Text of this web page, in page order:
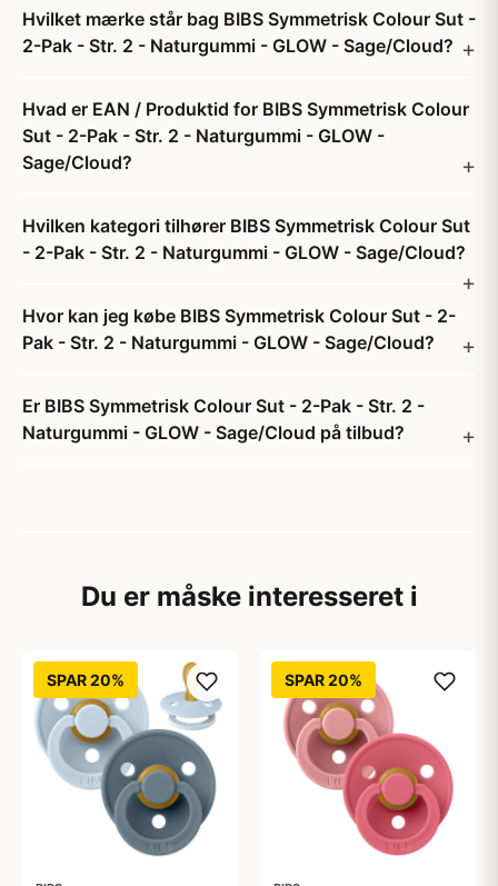
Hvilket mærke står bag BIBS Symmetrisk Colour Sut -
2-Pak - Str. 2 - Naturgummi - GLOW - Sage/Cloud?
Hvad er EAN / Produktid for BIBS Symmetrisk Colour
Sut - 2-Pak - Str. 2 - Naturgummi - GLOW -
Sage/Cloud?
Hvilken kategori tilhører BIBS Symmetrisk Colour Sut
- 2-Pak - Str. 2 - Naturgummi - GLOW - Sage/Cloud?
Hvor kan jeg købe BIBS Symmetrisk Colour Sut - 2-
Pak - Str. 2 - Naturgummi - GLOW - Sage/Cloud?
Er BIBS Symmetrisk Colour Sut - 2-Pak - Str. 2 -
Naturgummi - GLOW - Sage/Cloud på tilbud?
Du er måske interesseret i
SPAR 20% SPAR 20%